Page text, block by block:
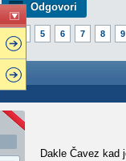
Odgovori
5 6 7 8 9
Dakle Čavez kad